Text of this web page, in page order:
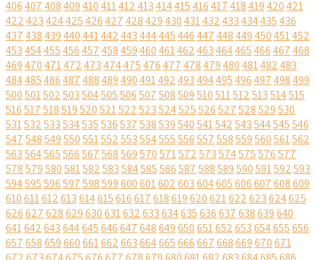
406407408409410411412413414415416417418419420421
422423424425426427428429430431432433434435436
437438439440441442443444445446447448449450451452
453454455456457458459460461462463464465466467468
469470471472473474475476477478479480481482483
484485486487488489490491492493494495496497498499
500501502503504505506507508509510511512513514515
516517518519520521522523524525526527528529530
531532533534535536537538539540541542543544545546
547548549550551552553554555556557558559560561562
563564565566567568569570571572573574575576577
578579580581582583584585586587588589590591592593
594595596597598599600601602603604605606607608609
610611612613614615616617618619620621622623624625
626627628629630631632633634635636637638639640
641642643644645646647648649650651652653654655656
657658659660661662663664665666667668669670671